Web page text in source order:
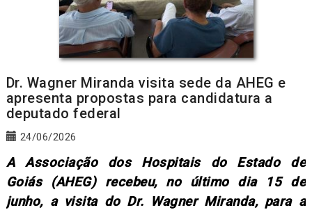
Dr. Wagner Miranda visita sede da AHEG e
apresenta propostas para candidatura a
deputado federal
24/06/2026
A Associação dos Hospitais do Estado de
Goiás (AHEG) recebeu, no último dia 15 de
junho, a visita do Dr. Wagner Miranda, para a